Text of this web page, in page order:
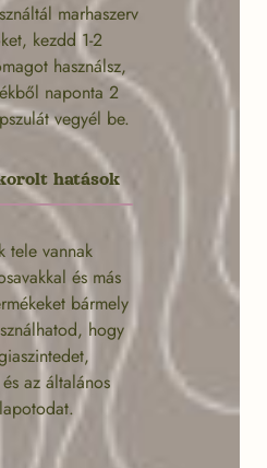
marhaszerv
kezdd 1-2
használsz,
naponta 2
vegyél be.
hatások
tele vannak
és más
bármely
hogy
az általános